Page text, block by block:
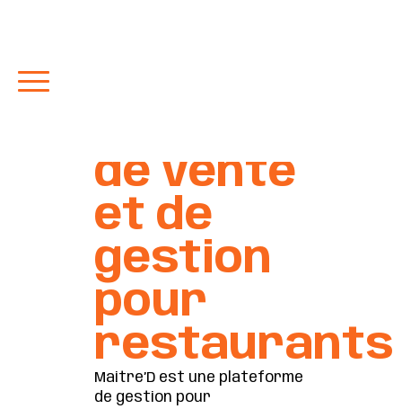
de vente
et de
gestion
pour
restaurants
Maitre’D est une plateforme
de gestion pour